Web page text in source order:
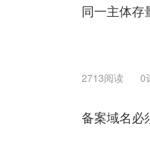
同一主体存
2713阅读 0
备案域名必